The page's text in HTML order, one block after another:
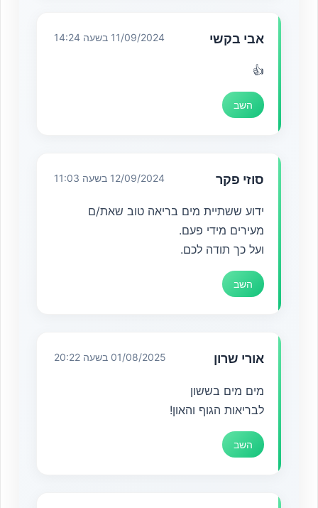
אבי בקשי 11/09/2024 בשעה 14:24
👍
השב
סוזי פקר 12/09/2024 בשעה 11:03
ידוע ששתיית מים בריאה טוב שאת/ם
מעירים מידי פעם.
ועל כך תודה לכם.
השב
אורי שרון 01/08/2025 בשעה 20:22
מים מים בששון
לבריאות הגוף והאון!
השב